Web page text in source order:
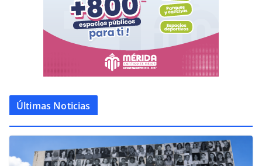
Últimas Noticias